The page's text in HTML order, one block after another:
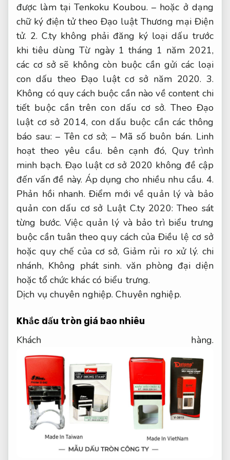
được làm tại Tenkoku Koubou. – hoặc ở dạng
chữ ký điện tử theo Đạo luật Thương mại Điện
tử. 2. C.ty không phải đăng ký loại dấu trước
khi tiêu dùng Từ ngày 1 tháng 1 năm 2021,
các cơ sở sẽ không còn buộc cần gửi các loại
con dấu theo Đạo luật cơ sở năm 2020. 3.
Không có quy cách buộc cần nào về content chi
tiết buộc cần trên con dấu cơ sở. Theo Đạo
luật cơ sở 2014, con dấu buộc cần các thông
báo sau: – Tên cơ sở; – Mã số buôn bán. Linh
hoạt theo yêu cầu. bên cạnh đó, Quy trình
minh bạch. Đạo luật cơ sở 2020 không đề cập
đến vấn đề này. Áp dụng cho nhiều nhu cầu. 4.
Phản hồi nhanh. Điểm mới về quản lý và bảo
quản con dấu cơ sở Luật C.ty 2020: Theo sát
từng bước. Việc quản lý và bảo trì biểu trưng
buộc cần tuân theo quy cách của Điều lệ cơ sở
hoặc quy chế của cơ sở, Giảm rủi ro xử lý. chi
nhánh, Không phát sinh. văn phòng đại diện
hoặc tổ chức khác có biểu trưng.
Dịch vụ chuyên nghiệp. Chuyên nghiệp.
Khắc dấu tròn giá bao nhiêu
Khách hàng.